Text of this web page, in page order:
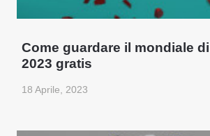
Come guardare il mondiale
2023 gratis
18 Aprile, 2023